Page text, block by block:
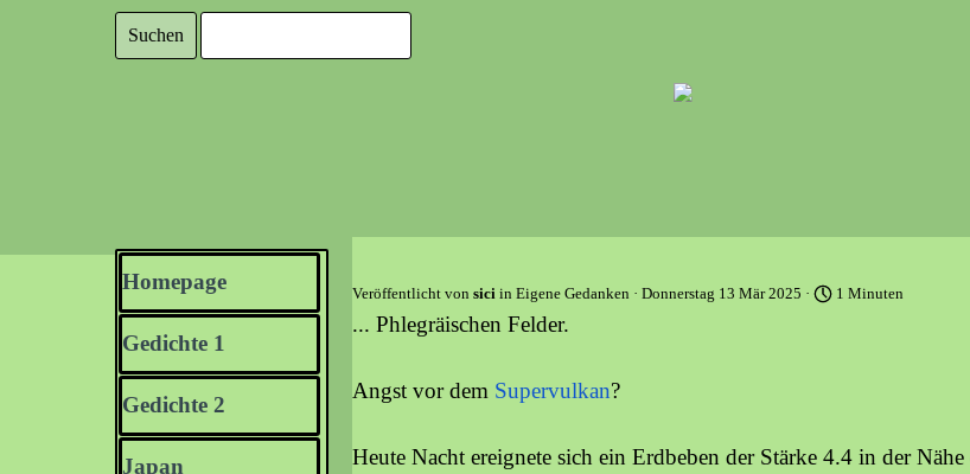
Direkt zum Seiteninhalt
Suchen
Menü überspringen
Homepage
Gedichte 1
Gedichte 2
Japan
Veröffentlicht von sici in Eigene Gedanken · Donnerstag 13 Mär 2025 · 1 Minuten
... Phlegräischen Felder.
Angst vor dem Supervulkan?
Heute Nacht ereignete sich ein Erdbeben der Stärke 4.4 in der